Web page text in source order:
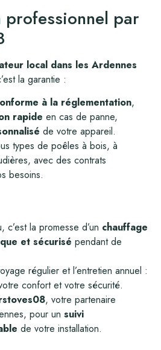
professionnel par
local dans les Ardennes
la garantie :
à la réglementation,
rapide en cas de panne,
de votre appareil.
types de poêles à bois, à
avec des contrats
besoins.
la promesse d’un chauffage
et sécurisé pendant de
régulier et l’entretien annuel :
confort et votre sécurité.
, votre partenaire
pour un suivi
de votre installation.